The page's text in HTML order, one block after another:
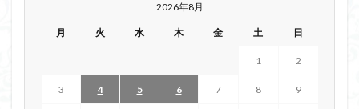
2026年8月
月 火 水 木 金 土 日
1 2
3 4 5 6 7 8 9